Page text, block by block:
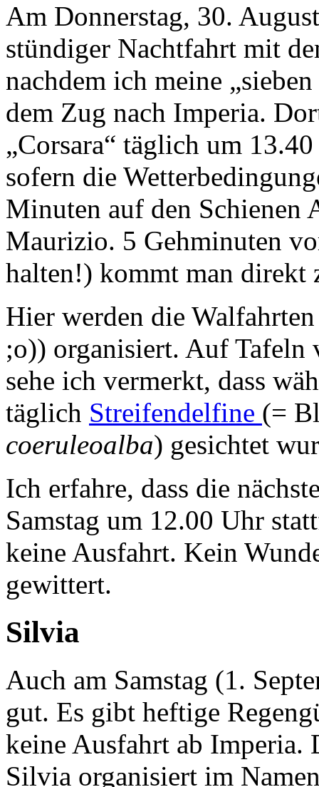
Am Donnerstag, 30.
stündiger Nachtfahrt mit
nachdem ich meine
dem Zug nach Imperia.
„Corsara“ täglich um
sofern die
Minuten auf den
Maurizio. 5 Gehminuten
halten!) kommt man
Hier werden die
;o)) organisiert. Auf Tafeln
sehe ich vermerkt, dass
täglich Streifendelfine (=
coeruleoalba) gesichtet
Ich erfahre, dass die
Samstag um 12.00 Uhr
keine Ausfahrt. Kein
gewittert.
Silvia
Auch am Samstag (1.
gut. Es gibt heftige
keine Ausfahrt ab Imperia.
Silvia organisiert im